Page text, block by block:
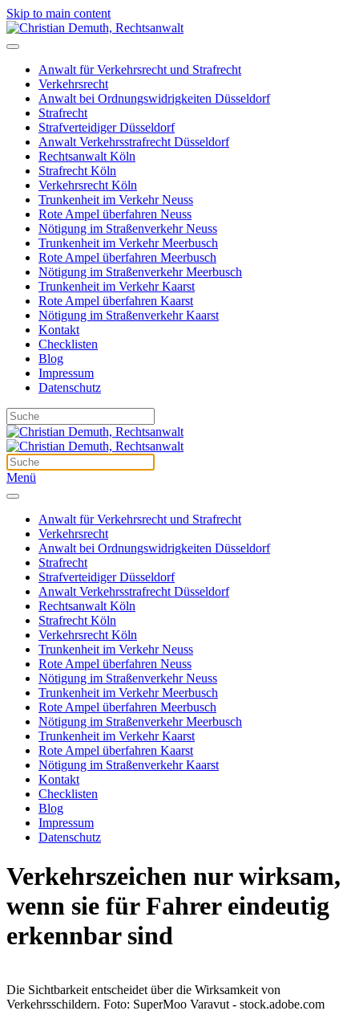
Skip to main content
Anwalt für Verkehrsrecht und Strafrecht
Verkehrsrecht
Anwalt bei Ordnungswidrigkeiten Düsseldorf
Strafrecht
Strafverteidiger Düsseldorf
Anwalt Verkehrsstrafrecht Düsseldorf
Rechtsanwalt Köln
Strafrecht Köln
Verkehrsrecht Köln
Trunkenheit im Verkehr Neuss
Rote Ampel überfahren Neuss
Nötigung im Straßenverkehr Neuss
Trunkenheit im Verkehr Meerbusch
Rote Ampel überfahren Meerbusch
Nötigung im Straßenverkehr Meerbusch
Trunkenheit im Verkehr Kaarst
Rote Ampel überfahren Kaarst
Nötigung im Straßenverkehr Kaarst
Kontakt
Checklisten
Blog
Impressum
Datenschutz
Menü
Anwalt für Verkehrsrecht und Strafrecht
Verkehrsrecht
Anwalt bei Ordnungswidrigkeiten Düsseldorf
Strafrecht
Strafverteidiger Düsseldorf
Anwalt Verkehrsstrafrecht Düsseldorf
Rechtsanwalt Köln
Strafrecht Köln
Verkehrsrecht Köln
Trunkenheit im Verkehr Neuss
Rote Ampel überfahren Neuss
Nötigung im Straßenverkehr Neuss
Trunkenheit im Verkehr Meerbusch
Rote Ampel überfahren Meerbusch
Nötigung im Straßenverkehr Meerbusch
Trunkenheit im Verkehr Kaarst
Rote Ampel überfahren Kaarst
Nötigung im Straßenverkehr Kaarst
Kontakt
Checklisten
Blog
Impressum
Datenschutz
Verkehrszeichen nur wirksam,
wenn sie für Fahrer eindeutig
erkennbar sind
Die Sichtbarkeit entscheidet über die Wirksamkeit von
Verkehrsschildern. Foto: SuperMoo Varavut - stock.adobe.com